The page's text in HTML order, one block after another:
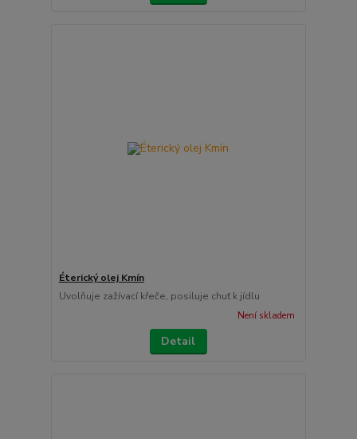
Éterický olej Kmín
Uvolňuje zažívací křeče, posiluje chuť k jídlu
Není skladem
Detail